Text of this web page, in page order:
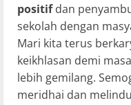
positifdan
sekolah dengan
Mari kita terus
keikhlasan demi
lebih gemilang.
meridhai dan